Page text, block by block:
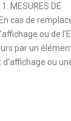
MESURES DE
En cas de
ou de
par un
ou